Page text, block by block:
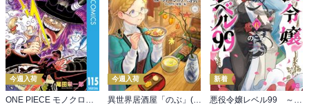
今週入荷
ONE PIECE モノクロ版 115
今週入荷
異世界居酒屋「のぶ」(22)
新着
悪役令嬢レベル99 ～私は裏ボスですが魔王ではありません～ その６